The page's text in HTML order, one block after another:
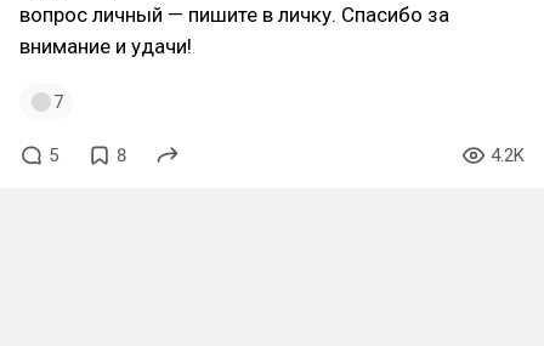
вопрос личный — пишите в личку. Спасибо за
внимание и удачи!
7
5 8 4.2K